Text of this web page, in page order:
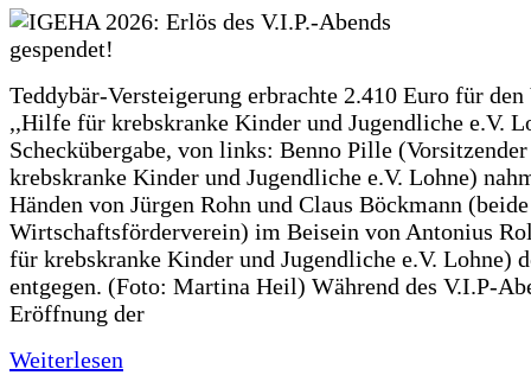
Teddybär-Versteigerung erbrachte 2.410 Euro für den
,,Hilfe für krebskranke Kinder und Jugendliche e.V.
Scheckübergabe, von links: Benno Pille
krebskranke Kinder und Jugendliche e.V. Lohne)
Händen von Jürgen Rohn und Claus Böckmann
Wirtschaftsförderverein) im Beisein von Antonius
für krebskranke Kinder und Jugendliche e.V. Lohne)
entgegen. (Foto: Martina Heil) Während des V.I.P-
Eröffnung der
Weiterlesen